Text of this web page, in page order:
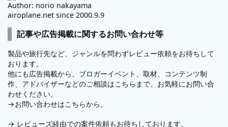
Author: norio nakayama
airoplane.net since 2000.9.9
記事や広告掲載に関するお問い合わせ等
製品や旅行先など、ジャンルを問わずレビュー依頼をお待ちして
おります。
他にも広告掲載から、ブロガーイベント、取材、コンテンツ制
作、アドバイザーなどのご相談はこちらまで。お気軽にお問い合
わせください。
→お問い合わせはこちらから。
→ レビューズ経由での案件依頼もお待ちしております。